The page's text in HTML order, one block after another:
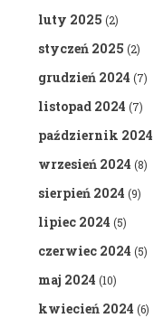
luty 2025 (2)
styczeń 2025 (2)
grudzień 2024 (7)
listopad 2024 (7)
październik 2024
wrzesień 2024 (8)
sierpień 2024 (9)
lipiec 2024 (5)
czerwiec 2024 (5)
maj 2024 (10)
kwiecień 2024 (6)